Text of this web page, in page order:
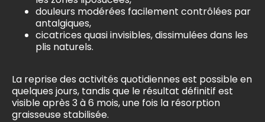
douleurs modérées facilement contrôlées par
antalgiques,
cicatrices quasi invisibles, dissimulées dans les
plis naturels.
La reprise des activités quotidiennes est possible en
quelques jours, tandis que le résultat définitif est
visible après 3 à 6 mois, une fois la résorption
graisseuse stabilisée.